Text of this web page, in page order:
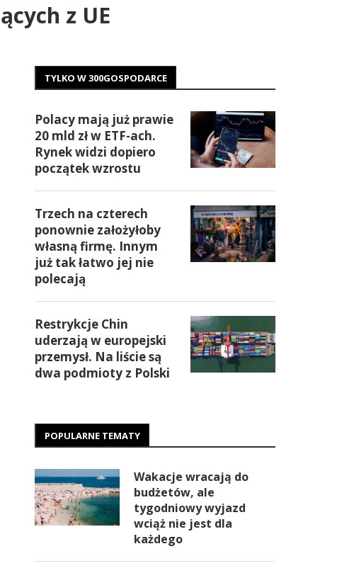
z UE
TYLKO W 300GOSPODARCE
Polacy mają już prawie
20 mld zł w ETF-ach.
Rynek widzi dopiero
początek wzrostu
Trzech na czterech
ponownie założyłoby
własną firmę. Innym
już tak łatwo jej nie
polecają
Restrykcje Chin
uderzają w europejski
przemysł. Na liście są
dwa podmioty z Polski
POPULARNE TEMATY
Wakacje wracają do
budżetów, ale
tygodniowy wyjazd
wciąż nie jest dla
każdego